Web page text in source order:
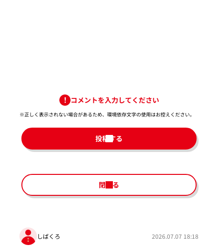
コメントを入力してください
※正しく表示されない場合があるため、環境依存文字の使用はお控えください。​
投稿する
閉じる
しばくろ 2026.07.07 18:18